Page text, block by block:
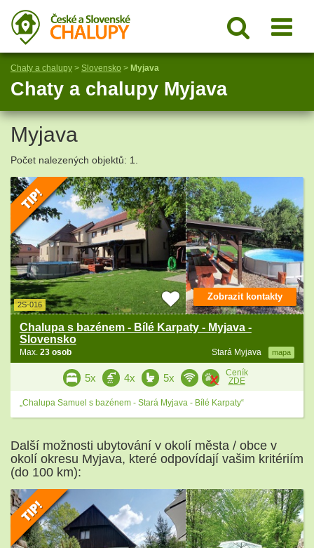
Chaty a chalupy > Slovensko > Myjava
Chaty a chalupy Myjava
Myjava
Počet nalezených objektů: 1.
2S-016
Chalupa s bazénem - Bílé Karpaty - Myjava -
Slovensko
Stará Myjava mapa
Max. 23 osob
Zobrazit kontakty
5x 4x 5x
Ceník
ZDE
„Chalupa Samuel s bazénem - Stará Myjava - Bílé Karpaty“
Další možnosti ubytování v okolí města / obce v
okolí okresu Myjava, které odpovídají vašim kritériím
(do 100 km):